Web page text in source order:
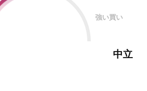
強い買い
中立